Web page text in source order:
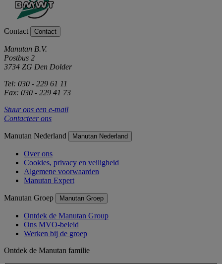
Contact Contact
Manutan B.V.
Postbus 2
3734 ZG Den Dolder
Tel: 030 - 229 61 11
Fax: 030 - 229 41 73
Stuur ons een e-mail
Contacteer ons
Manutan Nederland Manutan Nederland
Over ons
Cookies, privacy en veiligheid
Algemene voorwaarden
Manutan Expert
Manutan Groep Manutan Groep
Ontdek de Manutan Group
Ons MVO-beleid
Werken bij de groep
Ontdek de Manutan familie